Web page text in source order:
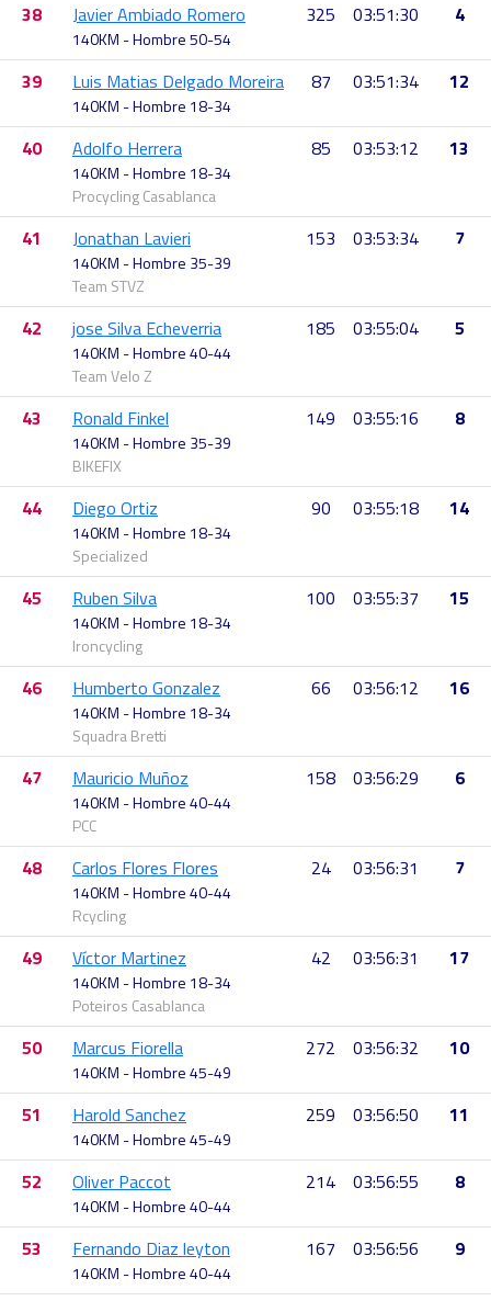
38 Javier Ambiado Romero
140KM - Hombre 50-54
325 03:51:30 4
39 Luis Matias Delgado Moreira
140KM - Hombre 18-34
87 03:51:34 12
40 Adolfo Herrera
140KM - Hombre 18-34
Procycling Casablanca
85 03:53:12 13
41 Jonathan Lavieri
140KM - Hombre 35-39
Team STVZ
153 03:53:34 7
42 jose Silva Echeverria
140KM - Hombre 40-44
Team Velo Z
185 03:55:04 5
43 Ronald Finkel
140KM - Hombre 35-39
BIKEFIX
149 03:55:16 8
44 Diego Ortiz
140KM - Hombre 18-34
Specialized
90 03:55:18 14
45 Ruben Silva
140KM - Hombre 18-34
Ironcycling
100 03:55:37 15
46 Humberto Gonzalez
140KM - Hombre 18-34
Squadra Bretti
66 03:56:12 16
47 Mauricio Muñoz
140KM - Hombre 40-44
PCC
158 03:56:29 6
48 Carlos Flores Flores
140KM - Hombre 40-44
Rcycling
24 03:56:31 7
49 Víctor Martinez
140KM - Hombre 18-34
Poteiros Casablanca
42 03:56:31 17
50 Marcus Fiorella
140KM - Hombre 45-49
272 03:56:32 10
51 Harold Sanchez
140KM - Hombre 45-49
259 03:56:50 11
52 Oliver Paccot
140KM - Hombre 40-44
214 03:56:55 8
53 Fernando Diaz leyton
140KM - Hombre 40-44
167 03:56:56 9